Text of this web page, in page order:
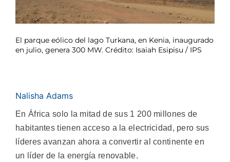
El parque eólico del lago Turkana, en Kenia, inaugurado
en julio, genera 300 MW. Crédito: Isaiah Esipisu / IPS
Nalisha Adams
En África solo la mitad de sus 1 200 millones de
habitantes tienen acceso a la electricidad, pero sus
líderes avanzan ahora a convertir al continente en
un líder de la energía renovable.